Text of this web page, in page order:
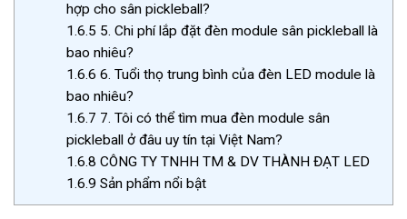
hợp cho sân pickleball?
1.6.5 5. Chi phí lắp đặt đèn module sân pickleball là
bao nhiêu?
1.6.6 6. Tuổi thọ trung bình của đèn LED module là
bao nhiêu?
1.6.7 7. Tôi có thể tìm mua đèn module sân
pickleball ở đâu uy tín tại Việt Nam?
1.6.8 CÔNG TY TNHH TM & DV THÀNH ĐẠT LED
1.6.9Sản phẩm nổi bật